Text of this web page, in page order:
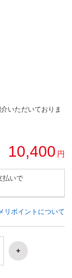
いただいておりま
10,400 円
払いで
リポイントについて